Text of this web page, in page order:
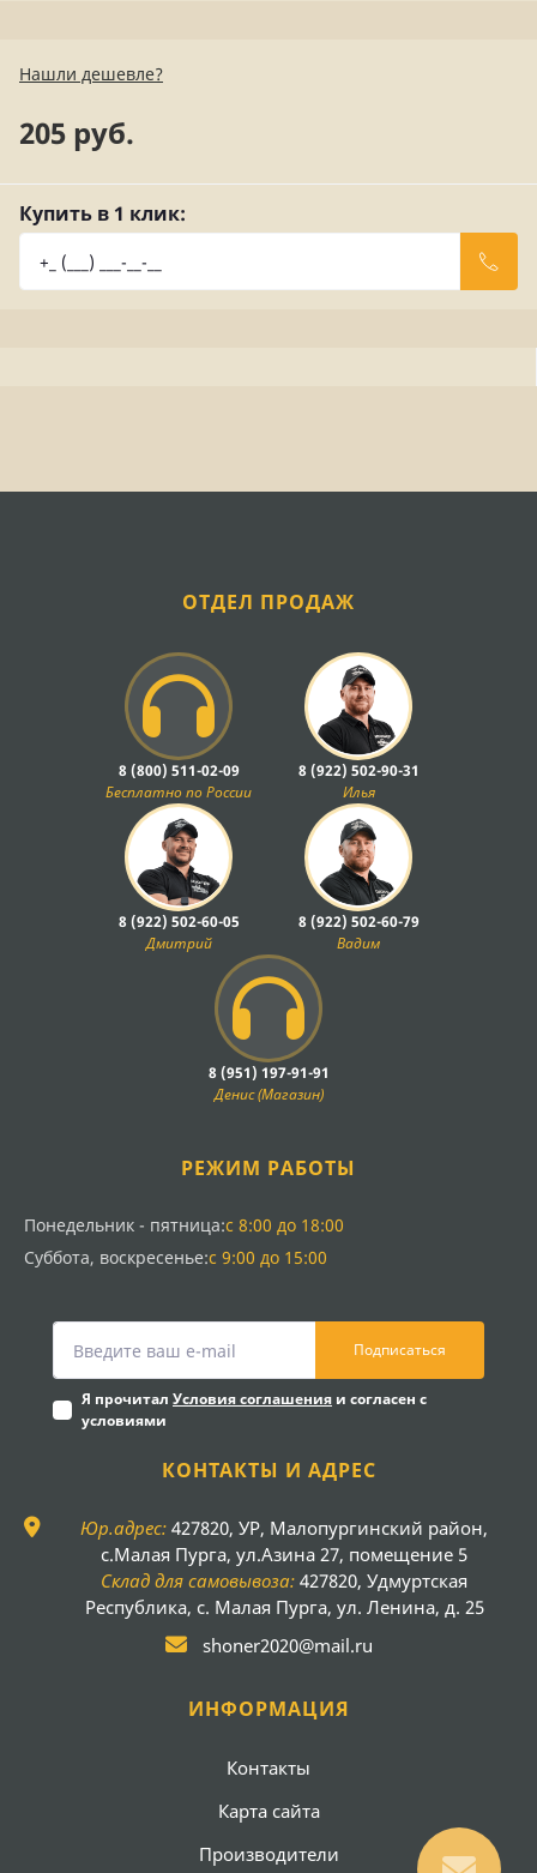
Нашли дешевле?
205 руб.
Купить в 1 клик:
ОТДЕЛ ПРОДАЖ
8 (800) 511-02-09
Бесплатно по России
8 (922) 502-90-31
Илья
8 (922) 502-60-05
Дмитрий
8 (922) 502-60-79
Вадим
8 (951) 197-91-91
Денис (Магазин)
РЕЖИМ РАБОТЫ
Понедельник - пятница:с 8:00 до 18:00
Суббота, воскресенье:с 9:00 до 15:00
Подписаться
Я прочитал Условия соглашения и согласен с
условиями
КОНТАКТЫ И АДРЕС
Юр.адрес: 427820, УР, Малопургинский район,
с.Малая Пурга, ул.Азина 27, помещение 5
Склад для самовывоза: 427820, Удмуртская
Республика, с. Малая Пурга, ул. Ленина, д. 25
shoner2020@mail.ru
ИНФОРМАЦИЯ
Контакты
Карта сайта
Производители